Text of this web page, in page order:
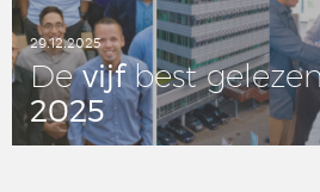
29.12.2025
Devijfbest
2025